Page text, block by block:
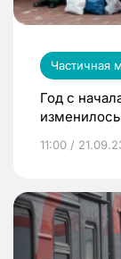
Частичная
Год с
11:00 /